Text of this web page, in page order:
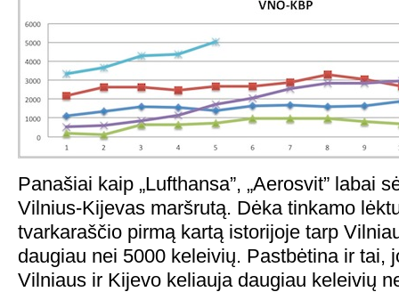
Panašiai kaip „Lufthansa”, „Aerosvit” labai
Vilnius-Kijevas maršrutą. Dėka tinkamo
tvarkaraščio pirmą kartą istorijoje tarp
daugiau nei 5000 keleivių. Pastbėtina ir tai,
Vilniaus ir Kijevo keliauja daugiau keleivių